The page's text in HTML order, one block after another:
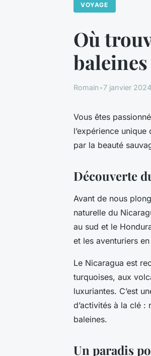
VOYAGE
Où
Romain•7 janvier 2024
Vous êtes
l’expérience
par la beauté
Découverte
Avant de nous
naturelle du
au sud et le
et les aventuriers
Le Nicaragua est
turquoises, aux
luxuriantes. C’est
d’activités à la clé :
baleines.
Un paradis